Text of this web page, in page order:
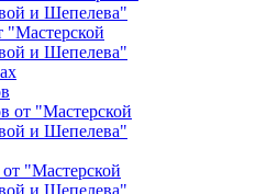
и Шепелева"
"Мастерской
и Шепелева"
от "Мастерской
и Шепелева"
"Мастерской
и Шепелева"